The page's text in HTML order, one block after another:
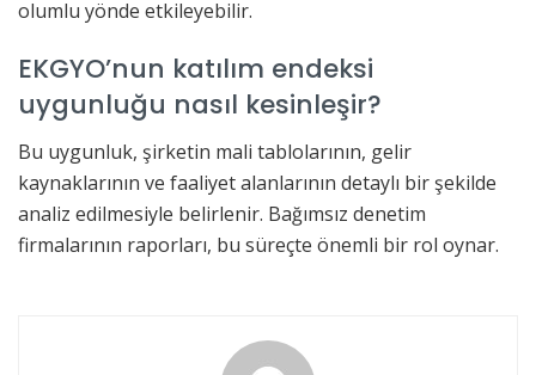
olumlu yönde etkileyebilir.
EKGYO’nun katılım endeksi
uygunluğu nasıl kesinleşir?
Bu uygunluk, şirketin mali tablolarının, gelir
kaynaklarının ve faaliyet alanlarının detaylı bir şekilde
analiz edilmesiyle belirlenir. Bağımsız denetim
firmalarının raporları, bu süreçte önemli bir rol oynar.